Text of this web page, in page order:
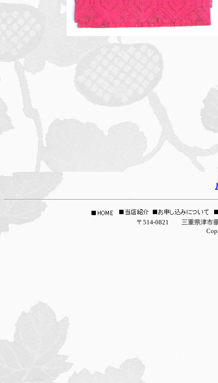
〒514-0821 三重県津市垂水2927-16 la
Copyright (C) 2005 la galleria